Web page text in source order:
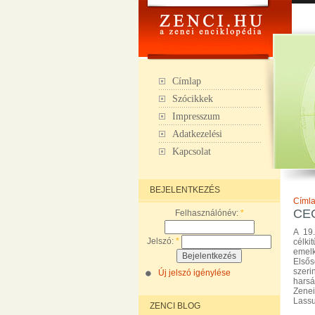
Címlap
Szócikkek
Impresszum
Adatkezelési
Kapcsolat
BEJELENTKEZÉS
Felhasználónév: *
Jelszó: *
Új jelszó igénylése
ZENCI BLOG
A